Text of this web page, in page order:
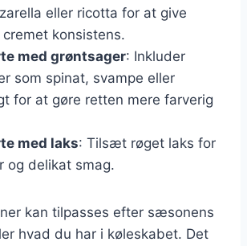
eller ricotta for at give
konsistens.
med grøntsager: Inkluder
som spinat, svampe eller
for at gøre retten mere farverig
med laks: Tilsæt røget laks for
og delikat smag.
kan tilpasses efter sæsonens
hvad du har i køleskabet. Det